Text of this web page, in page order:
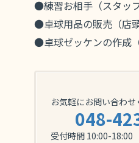
●練習お相手（スタッ
●卓球用品の販売（店
●卓球ゼッケンの作成
お気軽にお問い合わせ
048-
受付時間 10:00-18:00